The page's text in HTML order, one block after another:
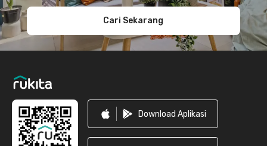
Cari Sekarang
Download Aplikasi